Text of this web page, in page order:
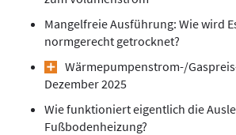
Mangelfreie Ausführung: Wie wird
normgerecht getrocknet?
Wärmepumpen­strom-/
Dezember 2025
Wie funktioniert eigentlich die
Fußbodenheizung?